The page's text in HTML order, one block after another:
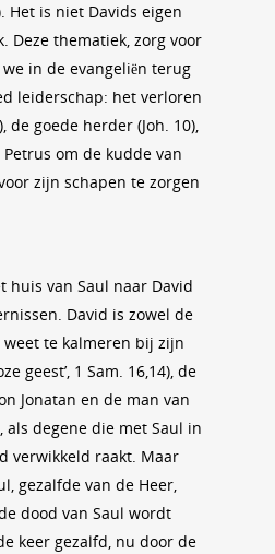
Het is niet Davids eigen
Deze thematiek, zorg voor
in de evangeliën terug
leiderschap: het verloren
de goede herder (Joh. 10),
om de kudde van
zijn schapen te zorgen
huis van Saul naar David
David is zowel de
te kalmeren bij zijn
geest’, 1 Sam. 16,14), de
Jonatan en de man van
als degene die met Saul in
verwikkeld raakt. Maar
gezalfde van de Heer,
dood van Saul wordt
keer gezalfd, nu door de